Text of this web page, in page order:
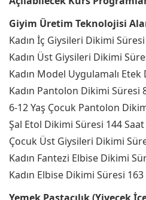
Giyim Üretim Teknolojisi
Kadın İç Giysileri Dikimi
Kadın Üst Giysileri Dikimi
Kadın Model Uygulamalı
Kadın Pantolon Dikimi Süresi
6-12 Yaş Çocuk Pantolon
Şal Etol Dikimi Süresi 144 Saat
Çocuk Üst Giysileri Dikimi
Kadın Fantezi Elbise Dikimi
Kadın Elbise Dikimi Süresi 163